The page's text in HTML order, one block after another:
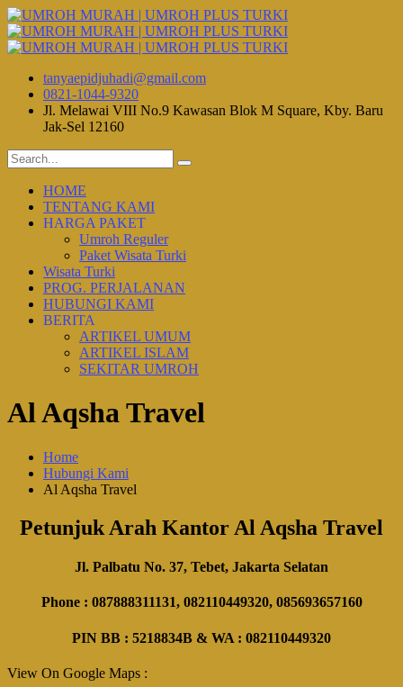
tanyaepidjuhadi@gmail.com
0821-1044-9320
Jl. Melawai VIII No.9 Kawasan Blok M Square, Kby. Baru
Jak-Sel 12160
HOME
TENTANG KAMI
HARGA PAKET
Umroh Reguler
Paket Wisata Turki
Wisata Turki
PROG. PERJALANAN
HUBUNGI KAMI
BERITA
ARTIKEL UMUM
ARTIKEL ISLAM
SEKITAR UMROH
Al Aqsha Travel
Home
Hubungi Kami
Al Aqsha Travel
Petunjuk Arah Kantor Al Aqsha Travel
Jl. Palbatu No. 37, Tebet, Jakarta Selatan
Phone : 087888311131, 082110449320, 085693657160
PIN BB : 5218834B & WA : 082110449320
View On Google Maps :